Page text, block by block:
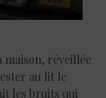
maison, réveillée
au lit le
les bruits qui